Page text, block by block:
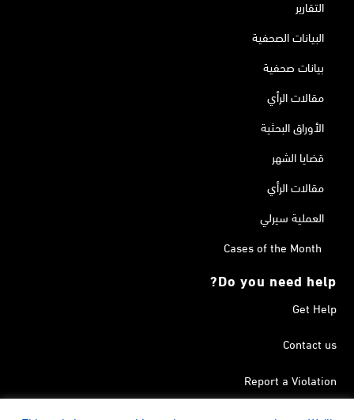
التقارير
البيانات الصحفية
بيانات صحفية
مقالات الرأي
الأوراق البحثية
قضايا الشهر
مقالات الرأي
العملية سيرلي
Cases of the Month
Do you need help?
Get Help
Contact us
Report a Violation